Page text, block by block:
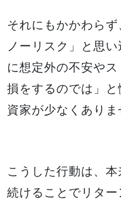
それにもかかわら
ノーリスク」と思
に想定外の不安や
損をするのでは」
資家が少なくありま
こうした行動は、
続けることでリタ